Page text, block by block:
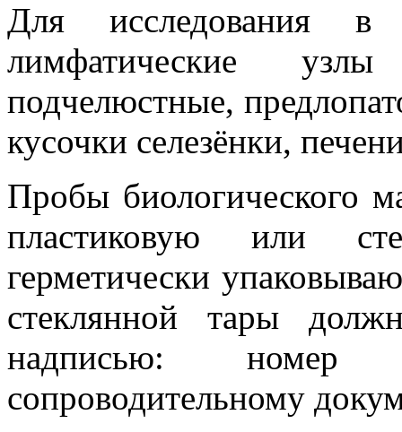
Для исследования в
лимфатические
подчелюстные,
кусочки селезёнки,
Пробы биологического
пластиковую или
герметически
стеклянной тары
надписью: номер
сопроводительному